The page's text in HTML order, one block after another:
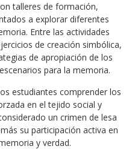
talleres de formación,
a explorar diferentes
Entre las actividades
de creación simbólica,
de apropiación de los
para la memoria.
estudiantes comprender los
en el tejido social y
un crimen de lesa
su participación activa en
y verdad.